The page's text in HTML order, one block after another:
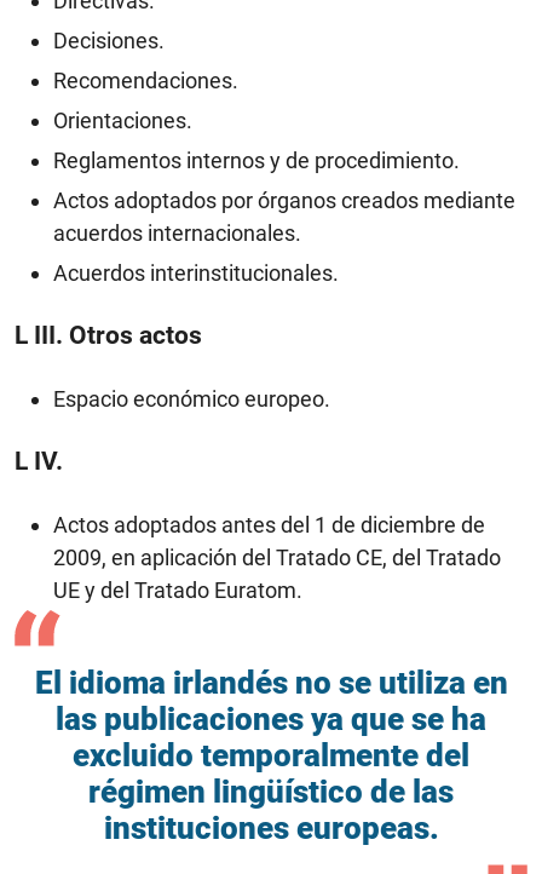
Decisiones.
Recomendaciones.
Orientaciones.
Reglamentos internos y de procedimiento.
Actos adoptados por órganos creados mediante
acuerdos internacionales.
Acuerdos interinstitucionales.
L III. Otros actos
Espacio económico europeo.
L IV.
Actos adoptados antes del 1 de diciembre de
2009, en aplicación del Tratado CE, del Tratado
UE y del Tratado Euratom.
El idioma irlandés no se utiliza en
las publicaciones ya que se ha
excluido temporalmente del
régimen lingüístico de las
instituciones europeas.